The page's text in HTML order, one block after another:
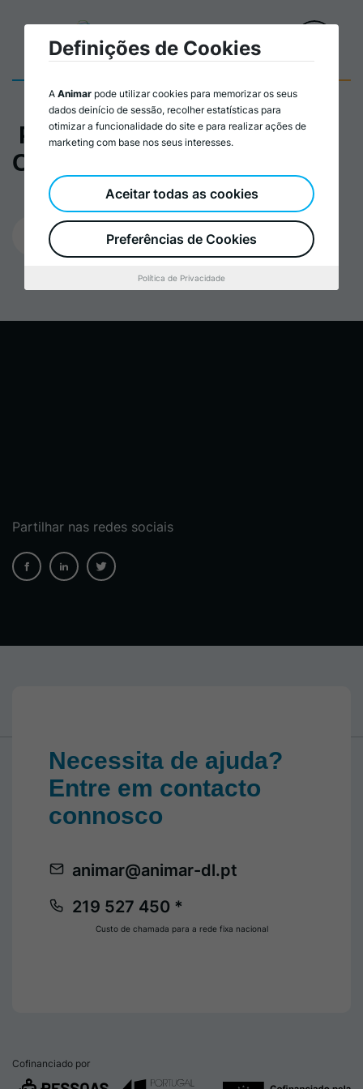
Práticas de Liderança
Comunitária_Cartaz
15/04/2026
Partilhar nas redes sociais
Necessita de ajuda?
Entre em contacto
connosco
219 527 450 *
animar@animar-dl.pt
Custo de chamada para a rede fixa nacional
Cofinanciado por
Definições de Cookies
A Animar pode utilizar cookies para memorizar os seus
dados deinício de sessão, recolher estatísticas para
otimizar a funcionalidade do site e para realizar ações de
marketing com base nos seus interesses.
Preferências de Cookies
Aceitar todas as cookies
Política de Privacidade